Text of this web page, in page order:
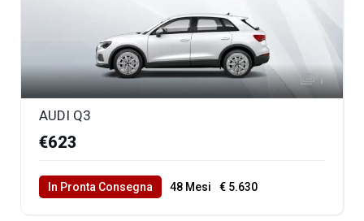
1
AUDI Q3
€623
In Pronta Consegna 48 Mesi
€ 5.630